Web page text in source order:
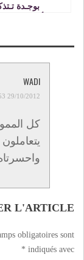
بوجـدة
WADI
29/10/2012 AT 22:53
كل
L'ARTICLE
obligatoires sont
indiqués avec
*